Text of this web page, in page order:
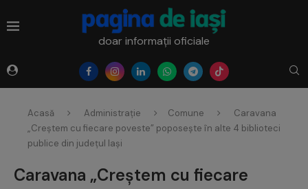
doar informații oficiale
Acasă Administrație Comune
Caravana
„Creștem cu fiecare poveste” poposește în alte 4 biblioteci
publice din județul Iași
Caravana „Creștem cu fiecare